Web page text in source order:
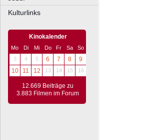
Kulturlinks
Kinokalender
Mo Di Mi Do Fr Sa
So
3
4 5 6 7 8
9
10
11 12 13 14 15 16
12.669 Beiträge zu
3.883 Filmen im Forum